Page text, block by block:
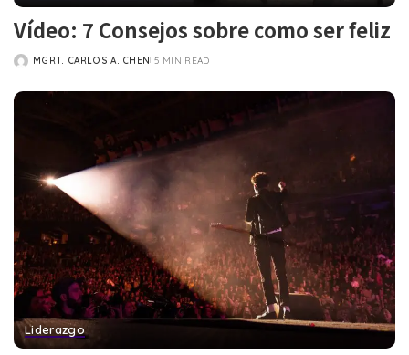
Vídeo: 7 Consejos sobre como ser feliz
POSTED
MGRT. CARLOS A. CHEN 5 MIN READ
Liderazgo